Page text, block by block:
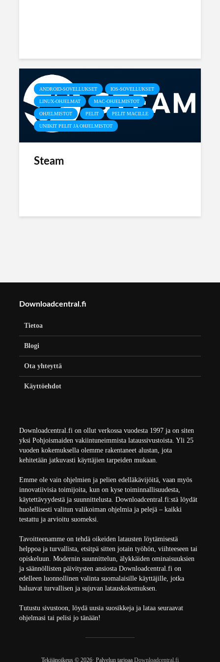
ANDROID-SOVELLUKSET IOS-SOVELLUKSET
LINUX-OHJELMAT MAC-OHJELMISTOT
OHJELMISTOT PELIT PELIT MACILLE
UNIIKIT PELIT JA OHJELMISTOT
Steam
Downloadcentral.fi
Tietoa
Blogi
Ota yhteyttä
Käyttöehdot
Downloadcentral.fi on ollut verkossa vuodesta 1997 ja on siten
yksi Pohjoismaiden vakiintuneimmista lataussivustoista. Yli 25
vuoden kokemuksella olemme rakentaneet alustan, jota
kehitetään jatkuvasti käyttäjien tarpeiden mukaan.
Emme ole vain ohjelmien ja pelien edelläkävijöitä, vaan myös
innovatiivisia toimijoita, kun on kyse toiminnallisuudesta,
käytettävyydestä ja suunnittelusta. Downloadcentral.fi:stä löydät
huolellisesti valitun valikoiman ohjelmia ja pelejä – kaikki
testattu ja arvioitu suomeksi.
Tavoitteenamme on tehdä oikeiden latausten löytämisestä
helppoa ja turvallista, etsitpä sitten jotain työhön, viihteeseen tai
opiskeluun. Modernin suunnittelun, älykkäiden ominaisuuksien
ja säännöllisten päivitysten ansiosta Downloadcentral.fi on
edelleen luonnollinen valinta suomalaisille käyttäjille, jotka
haluavat turvallisen ja sujuvan latauskokemuksen.
Tutustu sivustoon, löydä uusia suosikkeja ja lataa seuraavat
ohjelmasi tai pelisi jo tänään!
Tekijänoikeus © 2026· Palvelun tarjoaa Downloadcentral.fi